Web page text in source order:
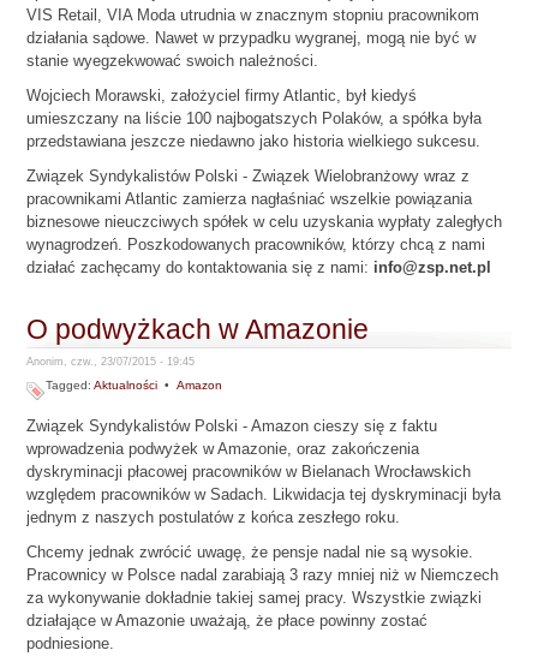
VIS Retail, VIA Moda utrudnia w znacznym stopniu pracownikom
działania sądowe. Nawet w przypadku wygranej, mogą nie być w
stanie wyegzekwować swoich należności.
Wojciech Morawski, założyciel firmy Atlantic, był kiedyś
umieszczany na liście 100 najbogatszych Polaków, a spółka była
przedstawiana jeszcze niedawno jako historia wielkiego sukcesu.
Związek Syndykalistów Polski - Związek Wielobranżowy wraz z
pracownikami Atlantic zamierza nagłaśniać wszelkie powiązania
biznesowe nieuczciwych spółek w celu uzyskania wypłaty zaległych
wynagrodzeń. Poszkodowanych pracowników, którzy chcą z nami
działać zachęcamy do kontaktowania się z nami: info@zsp.net.pl
O podwyżkach w Amazonie
Anonim, czw., 23/07/2015 - 19:45
Tagged:Aktualności •Amazon
Związek Syndykalistów Polski - Amazon cieszy się z faktu
wprowadzenia podwyżek w Amazonie, oraz zakończenia
dyskryminacji płacowej pracowników w Bielanach Wrocławskich
względem pracowników w Sadach. Likwidacja tej dyskryminacji była
jednym z naszych postulatów z końca zeszłego roku.
Chcemy jednak zwrócić uwagę, że pensje nadal nie są wysokie.
Pracownicy w Polsce nadal zarabiają 3 razy mniej niż w Niemczech
za wykonywanie dokładnie takiej samej pracy. Wszystkie związki
działające w Amazonie uważają, że płace powinny zostać
podniesione.